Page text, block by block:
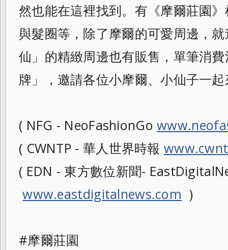
然也能在這裡找到。有《摩爾莊園
與髮圈等，除了摩爾的可愛周邊，
仙」的精緻周邊也有販售， 單筆消
牌」，邀請各位小摩爾、小仙子一
( NFG - NeoFashionGo
( CWNTP - 華人世界時報
( EDN - 東方數位新聞-
www.eastdigitalnews.com )
#摩爾莊園